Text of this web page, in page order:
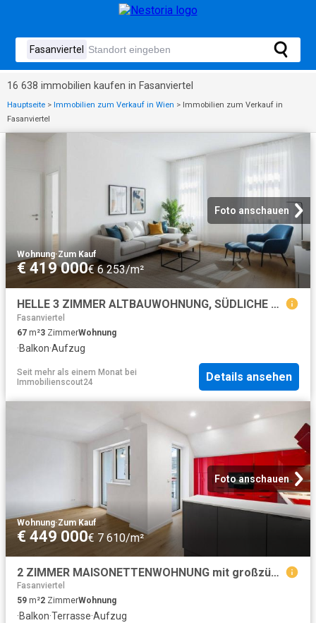
16 638 immobilien kaufen in Fasanviertel
Hauptseite > Immobilien zum Verkauf in Wien > Immobilien zum Verkauf in
Fasanviertel
Foto anschauen
Wohnung·Zum Kauf
€ 419 000€ 6 253/m²
HELLE 3 ZIMMER ALTBAUWOHNUNG, SÜDLICHE AUSRICHTUNG, PERFEKTE RAUMAUFTEILUNG
Fasanviertel
67 m²3 ZimmerWohnung
·Balkon·Aufzug
Seit mehr als einem Monat bei
Immobilienscout24
Details ansehen
Foto anschauen
Wohnung·Zum Kauf
€ 449 000€ 7 610/m²
2 ZIMMER MAISONETTENWOHNUNG mit großzügiger Terrasse auf Wohnebene
Fasanviertel
59 m²2 ZimmerWohnung
·Balkon·Terrasse·Aufzug